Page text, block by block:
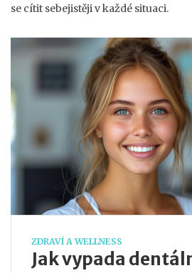
se cítit sebejistěji v každé situaci.
ZDRAVÍ A WELLNESS
Jak vypada